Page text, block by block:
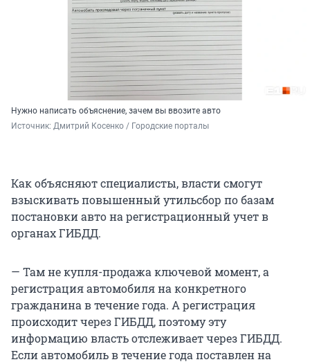
Нужно написать объяснение, зачем вы ввозите авто
Источник: Дмитрий Косенко / Городские порталы
Как объясняют специалисты, власти смогут
взыскивать повышенный утильсбор по базам
постановки авто на регистрационный учет в
органах ГИБДД.
— Там не купля-продажа ключевой момент, а
регистрация автомобиля на конкретного
гражданина в течение года. А регистрация
происходит через ГИБДД, поэтому эту
информацию власть отслеживает через ГИБДД.
Если автомобиль в течение года поставлен на